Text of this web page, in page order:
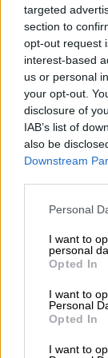
targeted
section to
opt-out request
interest-based
us or personal
your opt-out.
disclosure of
IAB’s list of
also be
Downstream
Please note
not limited to
grant or deny
use your data
consent section.
Personal
I want to
personal
Opted In
I want to
Personal
Opted In
I want to
διεξήγαγε
στοιχεία,
φυσικών
ότι οι
με σκοπό τη
στις
και της
τους και να
έρευνες